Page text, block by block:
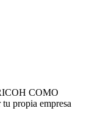
COMO
propia empresa